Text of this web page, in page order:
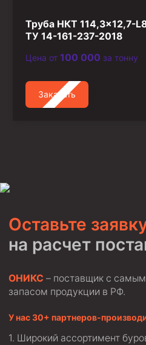
Труба НКТ 114,3×12,7-
ТУ 14-161-237-2018
Цена от 100 000 за тонну
Заказать
Оставьте
на расчет
ОНИКС – поставщик с
запасом продукции в РФ.
У нас 30+ партнеров-
Широкий ассортимент